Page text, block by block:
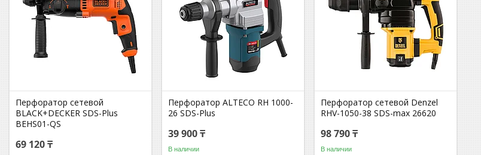
Перфоратор сетевой
BLACK+DECKER SDS-Plus
BEHS01-QS
69 120 ₸
Перфоратор ALTECO RH 1000-
26 SDS-Plus
39 900 ₸
В наличии
Перфоратор сетевой Denzel
RHV-1050-38 SDS-max 26620
98 790 ₸
В наличии